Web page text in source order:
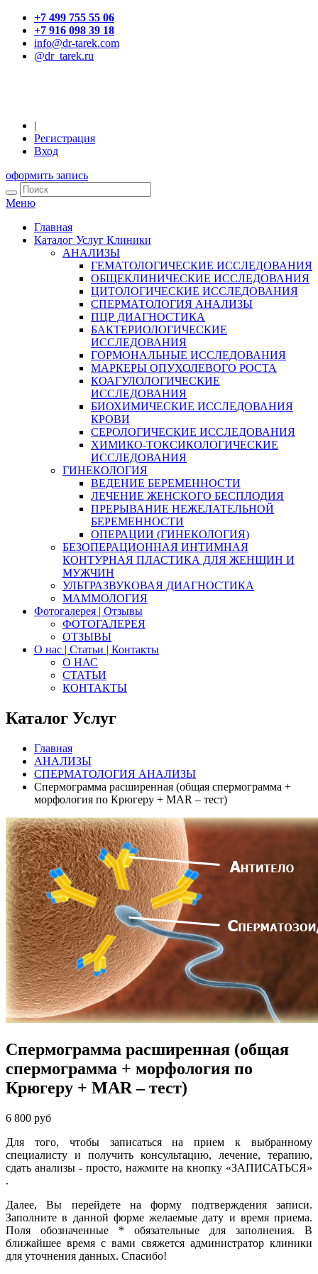
+7 499 755 55 06
+7 916 098 39 18
info@dr-tarek.com
@dr_tarek.ru
|
Регистрация
Вход
оформить запись
Меню
Главная
Каталог Услуг Клиники
АНАЛИЗЫ
ГЕМАТОЛОГИЧЕСКИЕ ИССЛЕДОВАНИЯ
ОБЩЕКЛИНИЧЕСКИЕ ИССЛЕДОВАНИЯ
ЦИТОЛОГИЧЕСКИЕ ИССЛЕДОВАНИЯ
СПЕРМАТОЛОГИЯ АНАЛИЗЫ
ПЦР ДИАГНОСТИКА
БАКТЕРИОЛОГИЧЕСКИЕ
ИССЛЕДОВАНИЯ
ГОРМОНАЛЬНЫЕ ИССЛЕДОВАНИЯ
МАРКЕРЫ ОПУХОЛЕВОГО РОСТА
КОАГУЛОЛОГИЧЕСКИЕ
ИССЛЕДОВАНИЯ
БИОХИМИЧЕСКИЕ ИССЛЕДОВАНИЯ
КРОВИ
СЕРОЛОГИЧЕСКИЕ ИССЛЕДОВАНИЯ
ХИМИКО-ТОКСИКОЛОГИЧЕСКИЕ
ИССЛЕДОВАНИЯ
ГИНЕКОЛОГИЯ
ВЕДЕНИЕ БЕРЕМЕННОСТИ
ЛЕЧЕНИЕ ЖЕНСКОГО БЕСПЛОДИЯ
ПРЕРЫВАНИЕ НЕЖЕЛАТЕЛЬНОЙ
БЕРЕМЕННОСТИ
ОПЕРАЦИИ (ГИНЕКОЛОГИЯ)
БЕЗОПЕРАЦИОННАЯ ИНТИМНАЯ
КОНТУРНАЯ ПЛАСТИКА ДЛЯ ЖЕНЩИН И
МУЖЧИН
УЛЬТРАЗВУКОВАЯ ДИАГНОСТИКА
МАММОЛОГИЯ
Фотогалерея | Отзывы
ФОТОГАЛЕРЕЯ
ОТЗЫВЫ
О нас | Статьи | Контакты
О НАС
СТАТЬИ
КОНТАКТЫ
Каталог Услуг
Главная
АНАЛИЗЫ
СПЕРМАТОЛОГИЯ АНАЛИЗЫ
Спермограмма расширенная (общая спермограмма +
морфология по Крюгеру + MAR – тест)
Спермограмма расширенная (общая
спермограмма + морфология по
Крюгеру + MAR – тест)
6 800 руб
Для того, чтобы записаться на прием к выбранному
специалисту и получить консультацию, лечение, терапию,
сдать анализы - просто, нажмите на кнопку «ЗАПИСАТЬСЯ»
.
Далее, Вы перейдете на форму подтверждения записи.
Заполните в данной форме желаемые дату и время приема.
Поля обозначенные * обязательные для заполнения. В
ближайшее время с вами свяжется администратор клиники
для уточнения данных. Спасибо!